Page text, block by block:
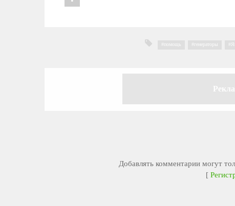
помощь генераторы
Добавлять комментарии могут
[